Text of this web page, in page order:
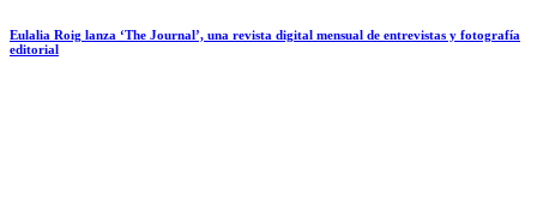
Eulalia Roig lanza ‘The Journal’, una revista digital mensual de entrevistas y fotografía
editorial